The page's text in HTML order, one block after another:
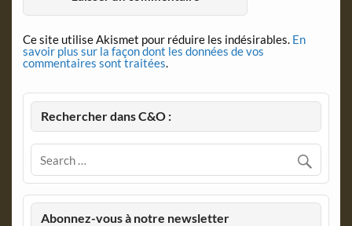
Ce site utilise Akismet pour réduire les indésirables. En
savoir plus sur la façon dont les données de vos
commentaires sont traitées.
Rechercher dans C&O :
Abonnez-vous à notre newsletter